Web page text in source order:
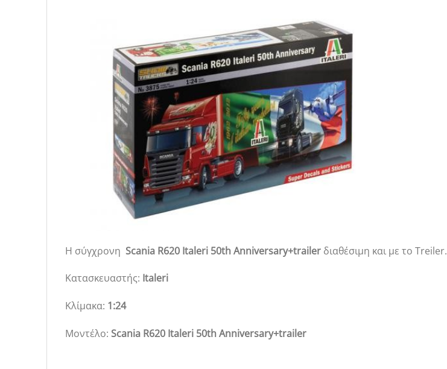
Η σύγχρονη Scania R620 Italeri 50th Anniversary+trailer διαθέσιμη και με το Treiler.
Κατασκευαστής: Italeri
Κλίμακα: 1:24
Μοντέλο: Scania R620 Italeri 50th Anniversary+trailer